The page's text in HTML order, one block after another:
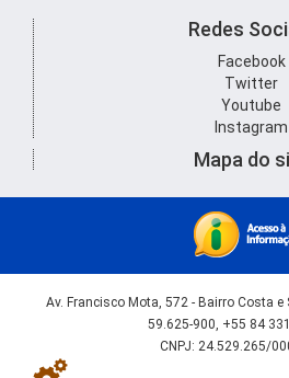
Redes
Facebook
Twitter
Youtube
Instagram
Mapa do
Av. Francisco Mota, 572 - Bairro Costa e
59.625-900, +55 84
CNPJ: 24.529.265/